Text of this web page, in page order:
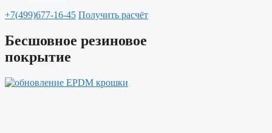
+7(499)677-16-45 Получить расчёт
Бесшовное резиновое
покрытие